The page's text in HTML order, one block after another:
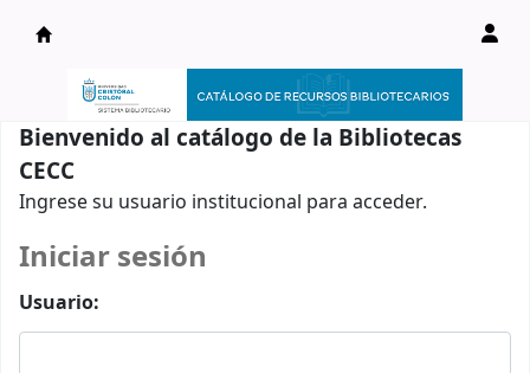
Catálogo en línea
Bienvenido al catálogo de la Bibliotecas
CECC
Ingrese su usuario institucional para acceder.
Iniciar sesión
Usuario: